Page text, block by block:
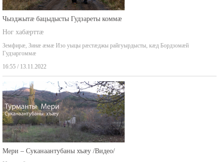
Чызджытæ бацыдысты Гудзареты коммæ
Ног хабæрттæ
Земфирæ, Зинæ æмæ Изо уыцы рæстæджы райгуырдысты, кæд Бордзомæй
Гудзаргоммæ
16:55 / 13.11.2022
Мери – Суканаантубаны хъæу /Видео/